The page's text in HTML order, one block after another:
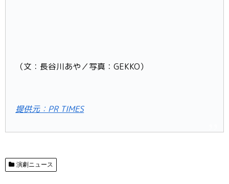
（文：長谷川あや／写真：GEKKO）
提供元：PR TIMES
演劇ニュース